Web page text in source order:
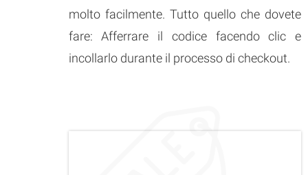
molto facilmente. Tutto quello che dovete
fare: Afferrare il codice facendo clic e
incollarlo durante il processo di checkout.